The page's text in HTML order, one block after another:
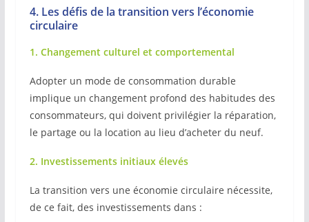
4. Les défis de la transition vers l’économie
circulaire
1. Changement culturel et comportemental
Adopter un mode de consommation durable
implique un changement profond des habitudes des
consommateurs, qui doivent privilégier la réparation,
le partage ou la location au lieu d’acheter du neuf.
2. Investissements initiaux élevés
La transition vers une économie circulaire nécessite,
de ce fait, des investissements dans :